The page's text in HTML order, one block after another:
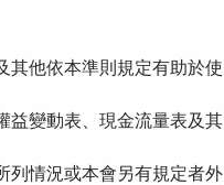
其他依本準則規定有助於使
益變動表、現金流量表及其
列情況或本會另有規定者外